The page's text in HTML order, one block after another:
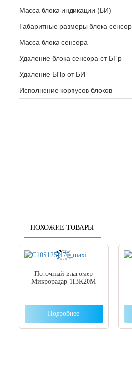
Масса блока индикации (БИ)
Габаритные размеры блока
Масса блока сенсора
Удаление блока сенсора от БПр
Удаление БПр от БИ
Исполнение корпусов блоков
ПОХОЖИЕ ТОВАРЫ
Поточный влагомер
Микрорадар 113К20M
Подробнее